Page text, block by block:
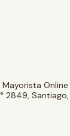
2849, Santiago,